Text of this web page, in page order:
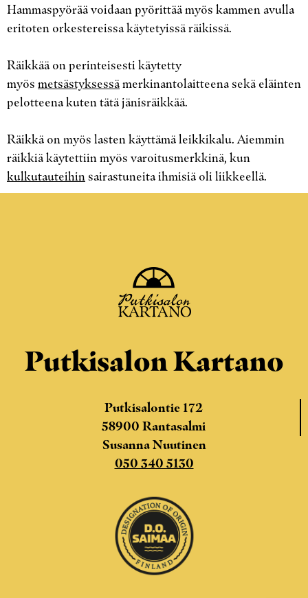
Hammaspyörää voidaan pyörittää myös kammen avulla
eritoten orkestereissa käytetyissä räikissä.
Räikkää on perinteisesti käytetty
myös metsästyksessämerkinantolaitteena sekä eläinten
pelotteena kuten tätä jänisräikkää.
Räikkä on myös lasten käyttämä leikkikalu. Aiemmin
räikkiä käytettiin myös varoitusmerkkinä, kun
kulkutauteihinsairastuneita ihmisiä oli liikkeellä.
Putkisalon Kartano
Putkisalontie 172
58900 Rantasalmi
Susanna Nuutinen
050 340 5130